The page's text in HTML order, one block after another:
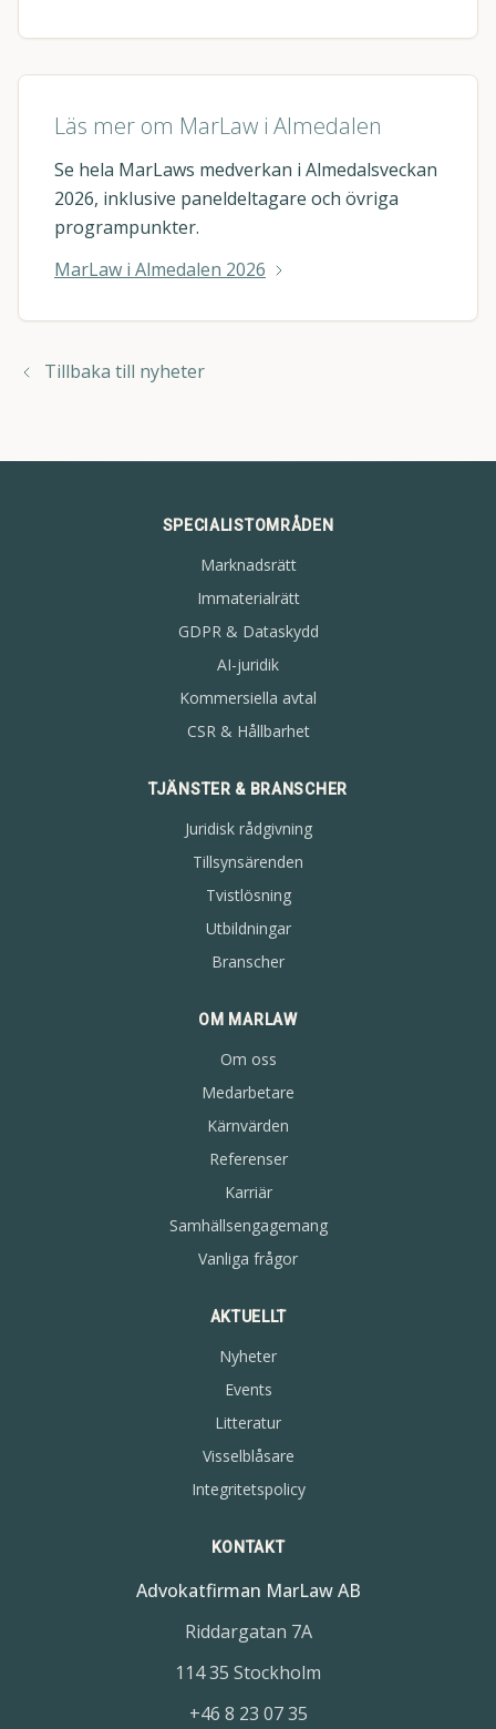
Läs mer om MarLaw i Almedalen
Se hela MarLaws medverkan i Almedalsveckan
2026, inklusive paneldeltagare och övriga
programpunkter.
MarLaw i Almedalen 2026
Tillbaka till nyheter
SPECIALISTOMRÅDEN
Marknadsrätt
Immaterialrätt
GDPR & Dataskydd
AI-juridik
Kommersiella avtal
CSR & Hållbarhet
TJÄNSTER & BRANSCHER
Juridisk rådgivning
Tillsynsärenden
Tvistlösning
Utbildningar
Branscher
OM MARLAW
Om oss
Medarbetare
Kärnvärden
Referenser
Karriär
Samhällsengagemang
Vanliga frågor
AKTUELLT
Nyheter
Events
Litteratur
Visselblåsare
Integritetspolicy
KONTAKT
Advokatfirman MarLaw AB
Riddargatan 7A
114 35 Stockholm
+46 8 23 07 35